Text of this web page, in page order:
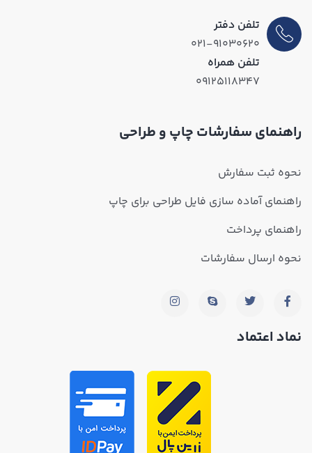
تلفن دفتر
۰۲۱-۹۱۰۳۰۶۲۰
تلفن همراه
۰۹۱۲۵۱۱۸۳۴۷
راهنمای سفارشات چاپ و طراحی
نحوه ثبت سفارش
راهنمای آماده سازی فایل طراحی برای چاپ
راهنمای پرداخت
نحوه ارسال سفارشات
نماد اعتماد